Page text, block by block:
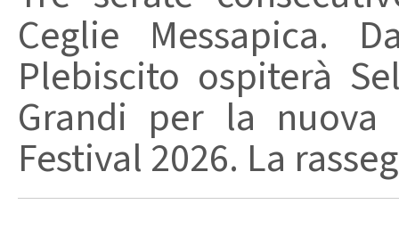
Ceglie Messapica.
Plebiscito ospiterà
Grandi per la
Festival 2026. La